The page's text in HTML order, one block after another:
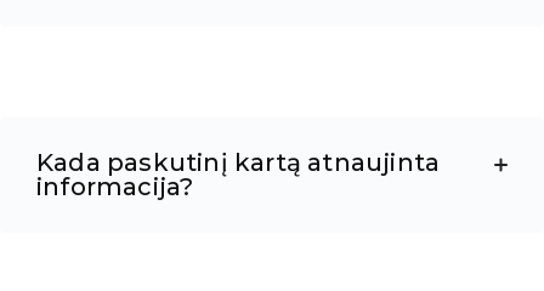
Kada paskutinį kartą atnaujinta
informacija?